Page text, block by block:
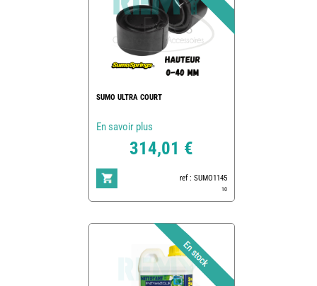
SUMO ULTRA COURT
En savoir plus
314,01 €
ref : SUMO1145
10